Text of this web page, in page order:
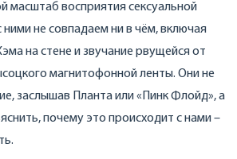
масштаб восприятия сексуальной
не совпадаем ни в чём, включая
на стене и звучание рвущейся от
магнитофонной ленты. Они не
заслышав Планта или «Пинк Флойд», а
почему это происходит с нами –